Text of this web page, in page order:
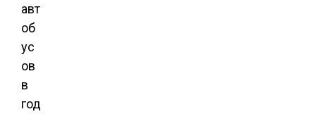
авт
об
ус
ов
в
год